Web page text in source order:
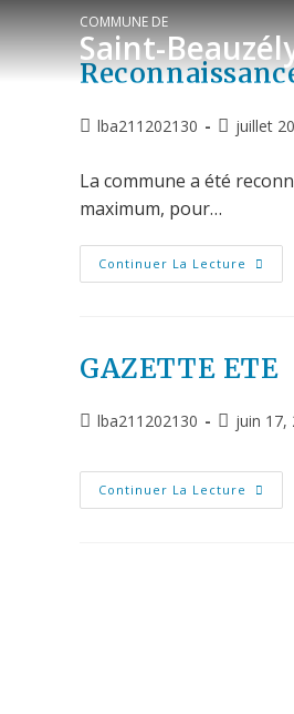
COMMUNE DE
Saint-
lba211202130 juillet
La commune a été
maximum, pour…
Continuer La Lecture
GAZETTE ETE
lba211202130 juin 17,
Continuer La Lecture